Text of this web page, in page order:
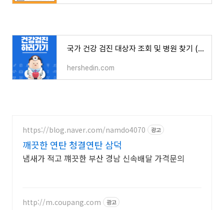
국가 건강 검진 대상자 조회 및 병원 찾기 (+ 예약방법 , 검사항목)
hershedin.com
https://blog.naver.com/namdo4070 광고
깨끗한 연탄 청결연탄 삼덕
냄새가 적고 꺠끗한 부산 경남 신속배달 가격문의
http://m.coupang.com 광고